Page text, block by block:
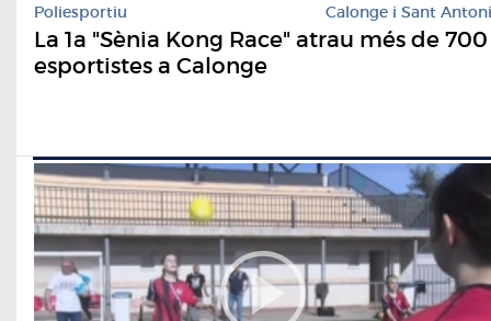
Poliesportiu Calonge i Sant Antoni
La 1a "Sènia Kong Race" atrau més de 700
esportistes a Calonge